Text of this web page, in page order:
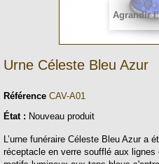
Agrandir
Urne Céleste Bleu Azur
Référence CAV-A01
État : Nouveau produit
L’urne funéraire Céleste Bleu Azur a
réceptacle en verre soufflé aux